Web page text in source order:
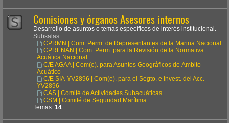
Comisiones y órganos Asesores internos
Desarrollo de asuntos o temas específicos de interés institucional.
Subsalas:
CPRMN | Com. Perm. de Representantes de la Marina Nacional
CPRENAN | Com. Perm. para la Revisión de la Normativa
Acuática Nacional
C/E AGAA | Com(e). para Asuntos Geográficos de Ámbito
Acuático
C/E SIA-YV2896 | Com(e). para el Segto. e Invest. del Acc.
YV2896
CAS | Comité de Actividades Subacuáticas
CSM | Comité de Seguridad Marítima
Temas: 14